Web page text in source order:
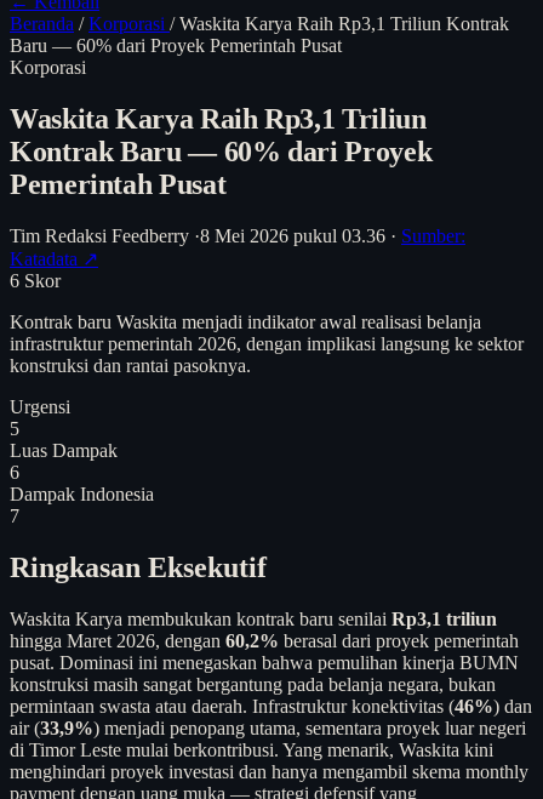
Beranda / Korporasi / Waskita Karya Raih Rp3,1 Triliun Kontrak
Baru — 60% dari Proyek Pemerintah Pusat
Korporasi
Waskita Karya Raih Rp3,1 Triliun
Kontrak Baru — 60% dari Proyek
Pemerintah Pusat
Tim Redaksi Feedberry ·8 Mei 2026 pukul 03.36 · Sumber:
Katadata ↗
6 Skor
Kontrak baru Waskita menjadi indikator awal realisasi belanja
infrastruktur pemerintah 2026, dengan implikasi langsung ke sektor
konstruksi dan rantai pasoknya.
Urgensi
5
Luas Dampak
6
Dampak Indonesia
7
Ringkasan Eksekutif
Waskita Karya membukukan kontrak baru senilai Rp3,1 triliun
hingga Maret 2026, dengan 60,2% berasal dari proyek pemerintah
pusat. Dominasi ini menegaskan bahwa pemulihan kinerja BUMN
konstruksi masih sangat bergantung pada belanja negara, bukan
permintaan swasta atau daerah. Infrastruktur konektivitas (46%) dan
air (33,9%) menjadi penopang utama, sementara proyek luar negeri
di Timor Leste mulai berkontribusi. Yang menarik, Waskita kini
menghindari proyek investasi dan hanya mengambil skema monthly
payment dengan uang muka — strategi defensif yang